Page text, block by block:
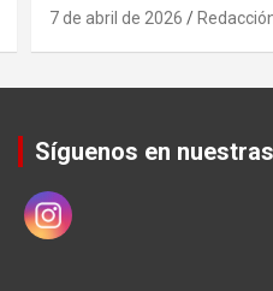
7 de abril de 2026
Síguenos en